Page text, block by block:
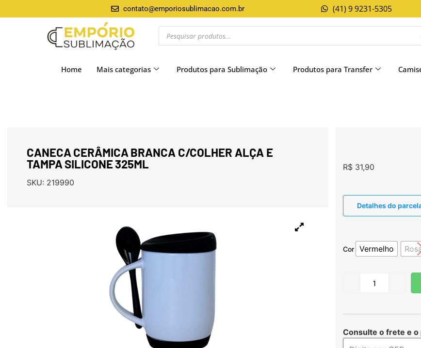
contato@emporiosublimacao.com.br (41) 9 9231-5305
Home Mais categorias Produtos para Sublimação Produtos para Transfer
CANECA CERÂMICA BRANCA C/COLHER ALÇA E
TAMPA SILICONE 325ML
SKU: 219990
R$31,90
Detalhes do
Cor Vermelho
Consulte o frete e